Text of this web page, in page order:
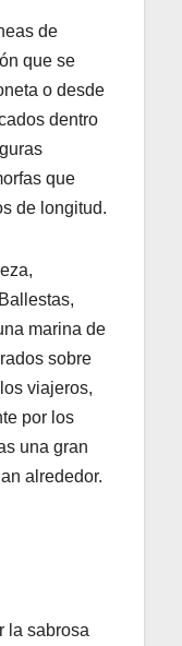
de
que se
o desde
dentro
que
de longitud.
marina de
sobre
viajeros,
por los
una gran
alrededor.
la sabrosa